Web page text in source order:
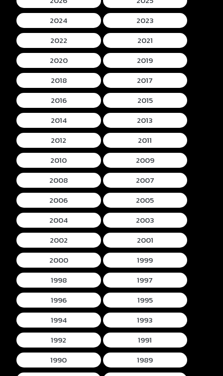
2024
2023
2022
2021
2020
2019
2018
2017
2016
2015
2014
2013
2012
2011
2010
2009
2008
2007
2006
2005
2004
2003
2002
2001
2000
1999
1998
1997
1996
1995
1994
1993
1992
1991
1990
1989